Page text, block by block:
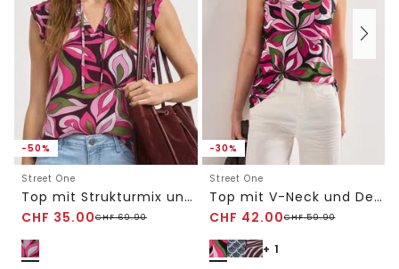
-50%
Street One
Top mit Strukturmix und Crochet-Details
CHF 35.00CHF69.90
-30%
Street One
Top mit V-Neck und Deko-Detail
CHF 42.00CHF59.90
+ 1